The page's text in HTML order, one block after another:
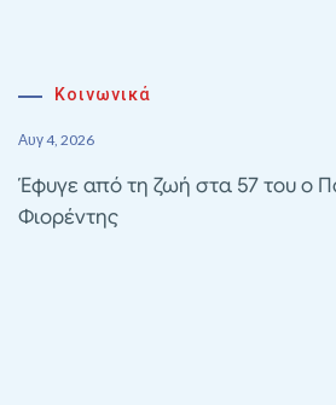
Κοινωνικά
Αυγ 4, 2026
Έφυγε από τη ζωή στα 57 του ο
Φιορέντης